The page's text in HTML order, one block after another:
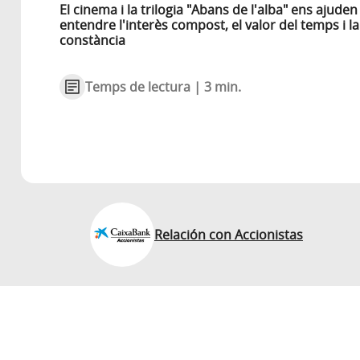
El cinema i la trilogia "Abans de l'alba" ens ajuden
entendre l'interès compost, el valor del temps i la
constància
Temps de lectura | 3 min.
Relación con Accionistas